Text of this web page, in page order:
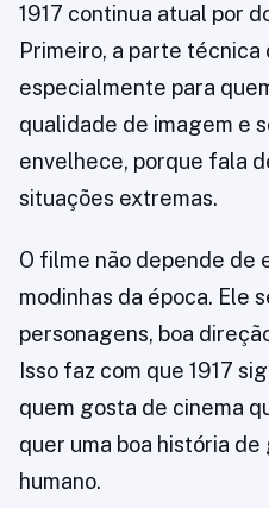
1917 continua atual por
Primeiro, a parte técnica
especialmente para
qualidade de imagem e
envelhece, porque fala
situações extremas.
O filme não depende de
modinhas da época. Ele
personagens, boa
Isso faz com que 1917
quem gosta de cinema
quer uma boa história
humano.